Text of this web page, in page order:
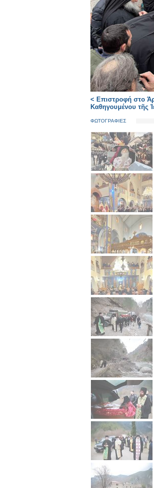
< Επιστροφή στο
Καθηγουμένου τῆς
ΦΩΤΟΓΡΑΦΙΕΣ